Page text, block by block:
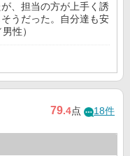
、担当の方が上手く誘
うだった。自分達も安
性）
79.4点 18件